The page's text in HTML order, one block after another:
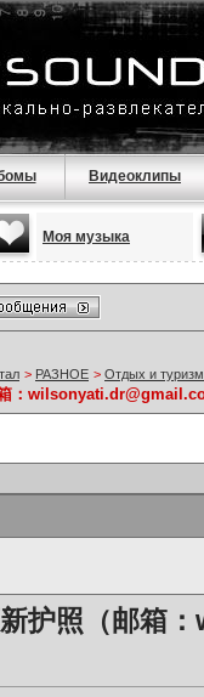
Видеоклипы
Моя музыка
> РАЗНОЕ > Отдых и туризм
：
护照（邮箱